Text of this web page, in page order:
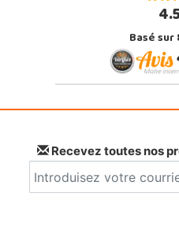
Basé sur
Recevez toutes nos